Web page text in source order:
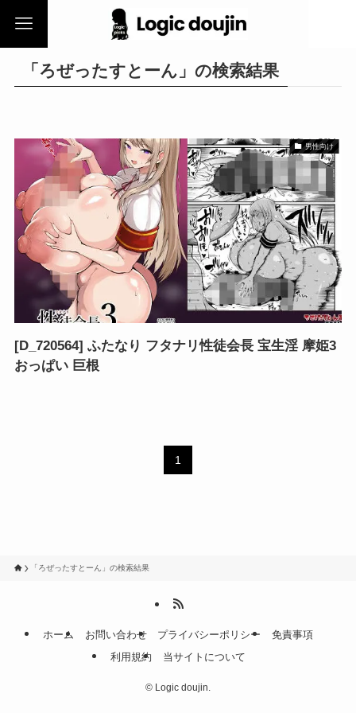
「ろぜったすとーん」の検索結果
男性向け
[D_720564] ふたなり フタナリ性徒会長 宝生淫 摩姫3
おっぱい 巨根
1
「ろぜったすとーん」の検索結果
ホーム お問い合わせ プライバシーポリシー
免責事項
利用規約
当サイトについて
© Logic doujin.